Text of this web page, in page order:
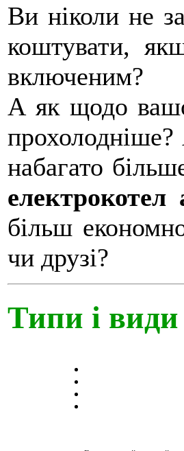
Ви ніколи не
коштувати,
включеним?
А як щодо
прохолодніше?
набагато
електрокотел
більш
чи друзі?
Типи і види